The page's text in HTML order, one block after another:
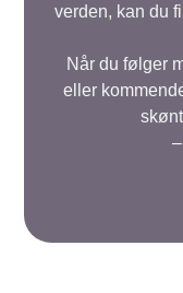
verden, kan du
Når du følger
eller
–